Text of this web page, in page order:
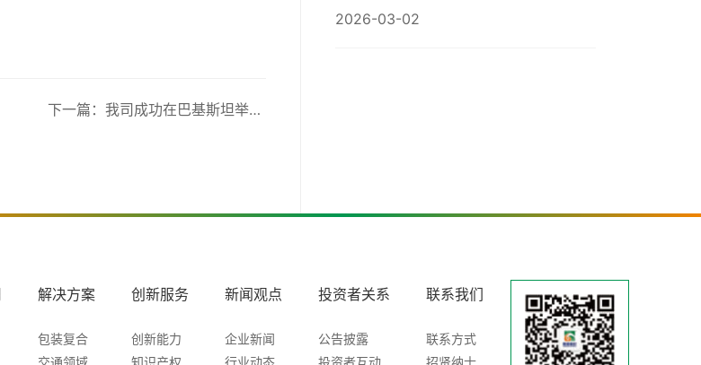
下一篇：我司成功在巴基斯坦举办软包装技术研讨会
2026-03-02
解决方案
包装复合
创新服务
创新能力
新闻观点
企业新闻
投资者关系
公告披露
联系我们
联系方式